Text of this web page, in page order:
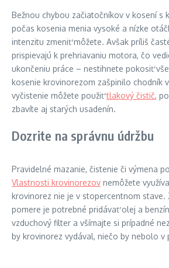
Bežnou chybou začiatočníkov v kosení s
počas kosenia menia vysoké a nízke
intenzitu zmeniť môžete. Avšak príliš
prispievajú k prehriavaniu motora, čo
ukončeniu práce – nestihnete pokosiť
kosenie krovinorezom zašpinilo chodník
vyčistenie môžete použiťtlakový čistič,
zbavíte aj starých usadenín.
Dozrite na správnu údržbu
Pravidelné mazanie, čistenie či výmena
Vlastnosti krovinorezov nemôžete
krovinorez nie je v stopercentnom stave.
pomere je potrebné pridávať olej a
vzduchový filter a všímajte si prípadné
by krovinorez vydával, niečo by nebolo v